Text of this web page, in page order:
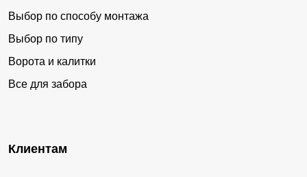
Выбор по способу монтажа
Выбор по типу
Ворота и калитки
Все для забора
Клиентам